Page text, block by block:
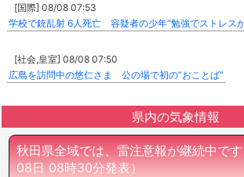
[国際] 08/08 07:53
学校で銃乱射 6人死亡 容疑者の少年“勉強でストレス
[社会,皇室] 08/08 07:50
広島を訪問中の悠仁さま 公の場で初の“おことば”
県内の気象情報
秋田県全域では、雷注意報が継続中です
08日 08時30分発表）